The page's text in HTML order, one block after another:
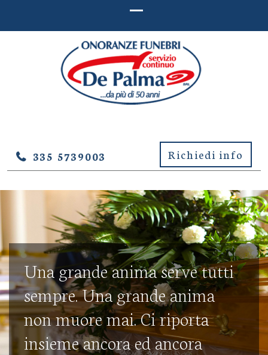
PALMA – LUCERA (FOGGIA)
Richiedi info
335 5739003
Una grande anima serve tutti
sempre. Una grande anima
non muore mai. Ci riporta
insieme ancora ed ancora